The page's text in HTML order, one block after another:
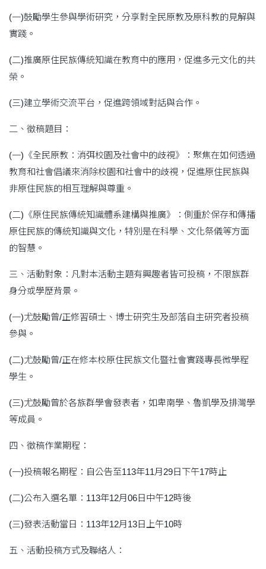
(一)鼓勵學生參與學術研究，分享對全民原教及原科教的見解與
實踐。
(二)推廣原住民族傳統知識在教育中的應用，促進多元文化的共
榮。
(三)建立學術交流平台，促進跨領域對話與合作。
二、徵稿題目：
(一)《全民原教：消弭校園及社會中的歧視》：聚焦在如何透過
教育和社會倡議來消除校園和社會中的歧視，促進原住民族與
非原住民族的相互理解與尊重。
(二)《原住民族傳統知識體系建構與推廣》：側重於保存和傳播
原住民族的傳統知識與文化，特別是在科學、文化祭儀等方面
的智慧。
三、活動對象：凡對本活動主題有興趣者皆可投稿，不限族群
身分或學歷背景。
(一)尤鼓勵曾/正修習碩士、博士研究生及部落自主研究者投稿
參與。
(二)尤鼓勵曾/正在修本校原住民族文化暨社會實踐專長微學程
學生。
(三)尤鼓勵曾於各族群學會發表者，如卑南學、魯凱學及排灣學
等成員。
四、徵稿作業期程：
(一)投稿報名期程：自公告至113年11月29日下午17時止
(二)公布入選名單：113年12月06日中午12時後
(三)發表活動當日：113年12月13日上午10時
五、活動投稿方式及聯絡人：